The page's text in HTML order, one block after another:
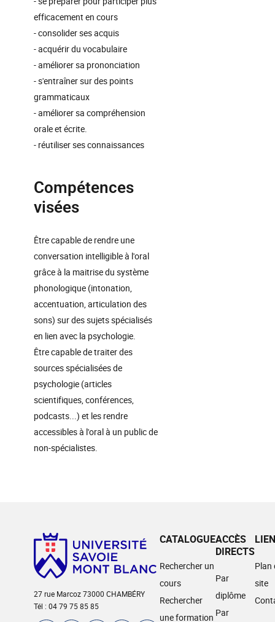
efficacement en cours
- consolider ses acquis
- acquérir du vocabulaire
- améliorer sa prononciation
- s'entraîner sur des points
grammaticaux
- améliorer sa compréhension
orale et écrite.
- réutiliser ses connaissances
Compétences
visées
Être capable de rendre une
conversation intelligible à l'oral
grâce à la maitrise du système
phonologique (intonation,
accentuation, articulation des
sons) sur des sujets spécialisés
en lien avec la psychologie.
Être capable de traiter des
sources spécialisées de
psychologie (articles
scientifiques, conférences,
podcasts...) et les rendre
accessibles à l'oral à un public de
non-spécialistes.
27 rue Marcoz 73000 CHAMBÉRY
Tél : 04 79 75 85 85
CATALOGUE
Rechercher un
cours
Rechercher
une formation
ACCÈS
DIRECTS
Par
diplôme
Par
Plan
site